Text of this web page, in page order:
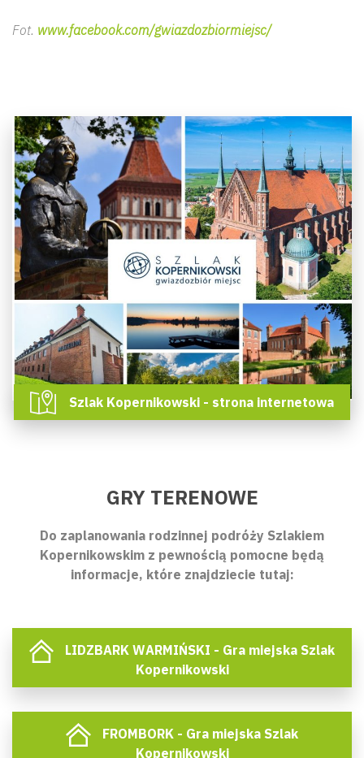
Fot. www.facebook.com/gwiazdozbiormiejsc/
Szlak Kopernikowski - strona internetowa
GRY TERENOWE
Do zaplanowania rodzinnej podróży Szlakiem
Kopernikowskim z pewnością pomocne będą
informacje, które znajdziecie tutaj:
LIDZBARK WARMIŃSKI - Gra miejska Szlak
Kopernikowski
FROMBORK - Gra miejska Szlak
Kopernikowski